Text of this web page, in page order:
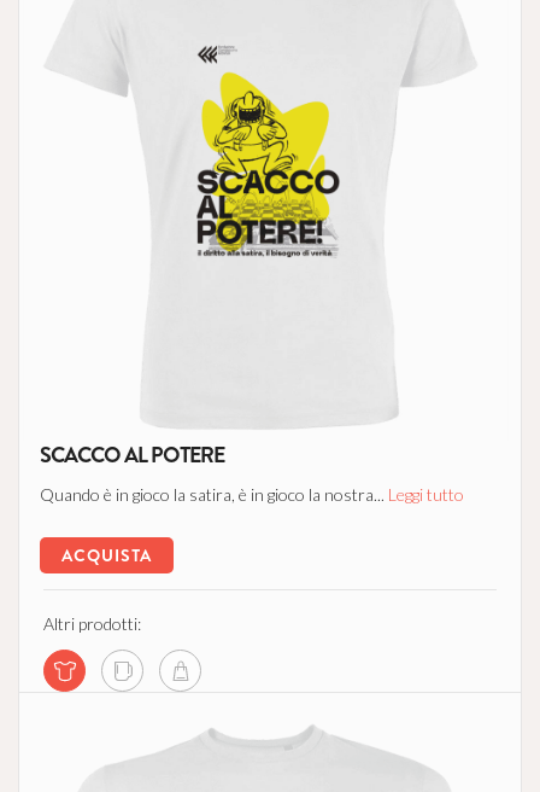
SCACCO AL POTERE
Quando è in gioco la satira, è in gioco la nostra... Leggi tutto
ACQUISTA
Altri prodotti: